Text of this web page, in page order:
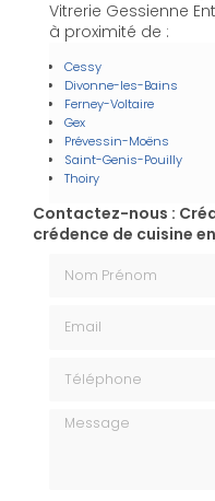
Vitrerie Gessienne
à proximité de :
Cessy
Divonne-les-Bains
Ferney-Voltaire
Gex
Prévessin-Moëns
Saint-Genis-Pouilly
Thoiry
Contactez-nous :
crédence de cuisine
Message